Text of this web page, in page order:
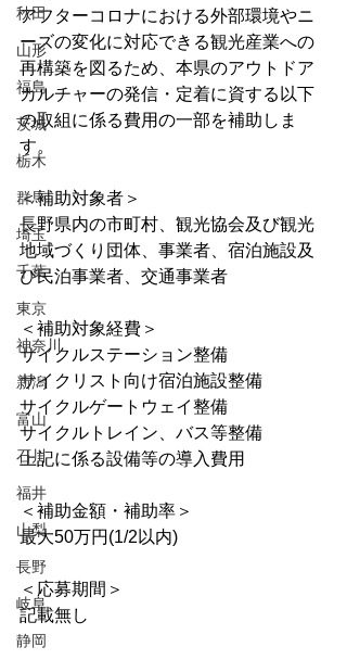
秋田
山形
福島
茨城
栃木
群馬
埼玉
千葉
東京
神奈川
新潟
富山
石川
福井
山梨
長野
岐阜
静岡
アフターコロナにおける外部環境やニ
ーズの変化に対応できる観光産業への
再構築を図るため、本県のアウトドア
カルチャーの発信・定着に資する以下
の取組に係る費用の一部を補助しま
す。
＜補助対象者＞
長野県内の市町村、観光協会及び観光
地域づくり団体、事業者、宿泊施設及
び民泊事業者、交通事業者
＜補助対象経費＞
サイクルステーション整備
サイクリスト向け宿泊施設整備
サイクルゲートウェイ整備
サイクルトレイン、バス等整備
上記に係る設備等の導入費用
＜補助金額・補助率＞
最大50万円(1/2以内)
＜応募期間＞
記載無し